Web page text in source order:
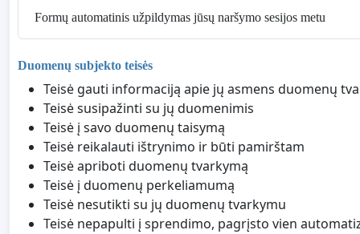
Formų automatinis užpildymas jūsų naršymo sesijos metu
Duomenų subjekto teisės
Teisė gauti informaciją apie jų asmens duomenų
Teisė susipažinti su jų duomenimis
Teisė į savo duomenų taisymą
Teisė reikalauti ištrynimo ir būti pamirštam
Teisė apriboti duomenų tvarkymą
Teisė į duomenų perkeliamumą
Teisė nesutikti su jų duomenų tvarkymu
Teisė nepapulti į sprendimo, pagrįsto vien